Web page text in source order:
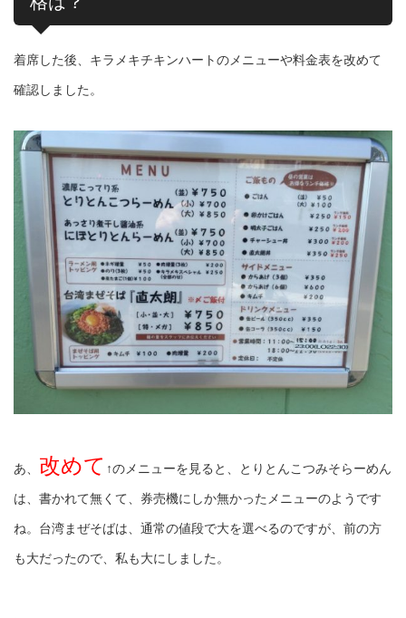
着席した後、キラメキチキンハートのメニューや料金表を改めて
確認しました。
あ、 改めて ↑のメニューを見ると、とりとんこつみそらーめん
は、書かれて無くて、券売機にしか無かったメニューのようです
ね。台湾まぜそばは、通常の値段で大を選べるのですが、前の方
も大だったので、私も大にしました。